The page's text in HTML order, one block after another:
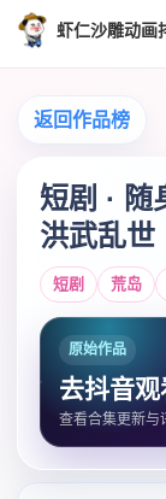
虾仁沙雕动画
返回作品榜
短剧 ·
洪武乱世
短剧 荒岛
原始作品
去抖音观
查看合集更新与